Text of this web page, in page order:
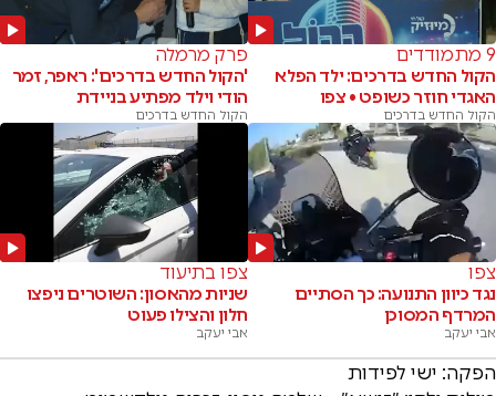
9 מתמודדים
הקול החדש בדרכים: ילד הפלא
האגדי חוזר כשופט • צפו
הקול החדש בדרכים
פרק מרמלה
'הקול החדש בדרכים': ראפר, זמר
הודי וילד מפתיע בניידת
הקול החדש בדרכים
צפו
נגד כיוון התנועה: כך הסתיים
המרדף המסוכן
אבי יעקב
צפו בתיעוד
שניות מהאסון: השוטרים ניפצו
חלון והצילו פעוט
אבי יעקב
הפקה: ישי לפידות